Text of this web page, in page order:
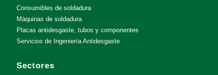
Consumibles de soldadura
Máquinas de soldadura
Placas antidesgaste, tubos y componentes
Servicios de Ingeniería Antidesgaste
Sectores